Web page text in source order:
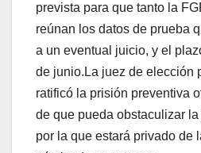
prevista para que tanto la
reúnan los datos de prueba
a un eventual juicio, y el
de junio.La juez de elección
ratificó la prisión preventiva
de que pueda obstaculizar
por la que estará privado de